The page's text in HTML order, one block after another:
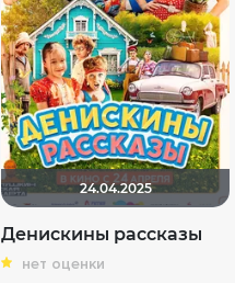
24.04.2025
Денискины рассказы
нет оценки